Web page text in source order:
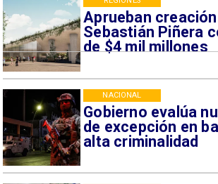
Aprueban
Sebastián Piñera
de $4 mil millones
Gobierno evalúa
de excepción en
alta criminalidad
NACIONAL